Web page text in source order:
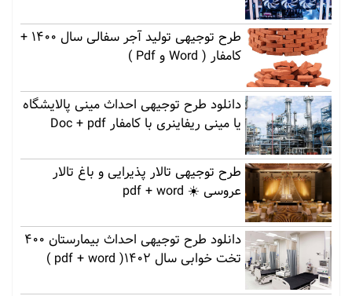
طرح توجیهی تولید آجر سفالی سال 1400 +
کامفار ( Word و Pdf )
دانلود طرح توجیهی احداث مینی پالایشگاه
یا مینی ریفاینری با کامفار Doc + pdf
طرح توجیهی تالار پذیرایی و باغ تالار
عروسی ☀️ pdf + word
دانلود طرح توجیهی احداث بیمارستان 400
تخت خوابی سال 1402( pdf + word )